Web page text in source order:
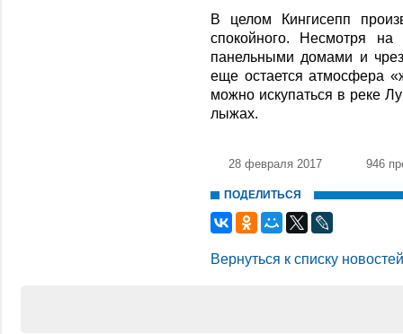
В целом Кингисепп
спокойного. Несмотря на
панельными домами и
еще остается атмосфера
можно искупаться в реке
лыжах.
28 февраля 2017 946
ПОДЕЛИТЬСЯ
Вернуться к списку новостей